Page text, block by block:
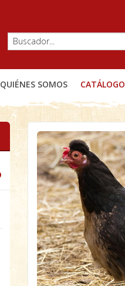
QUIÉNES SOMOS CATÁLOGO